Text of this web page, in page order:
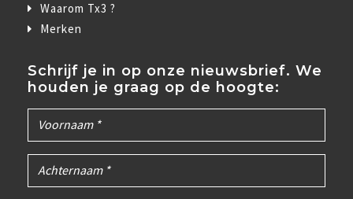
Waarom Tx3 ?
Merken
Schrijf je in op onze nieuwsbrief. We
houden je graag op de hoogte: